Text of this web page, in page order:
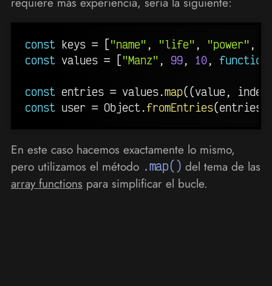
const keys = ["name" , "life" , "power" ,
const values = ["Manz" , 99, 10, function
const entries = values.map((value, index
const user = Object.fromEntries(entries
En este caso hacemos exactamente lo mismo,
pero utilizamos el método .map() del tema de las
array functions para simplificar el bucle.